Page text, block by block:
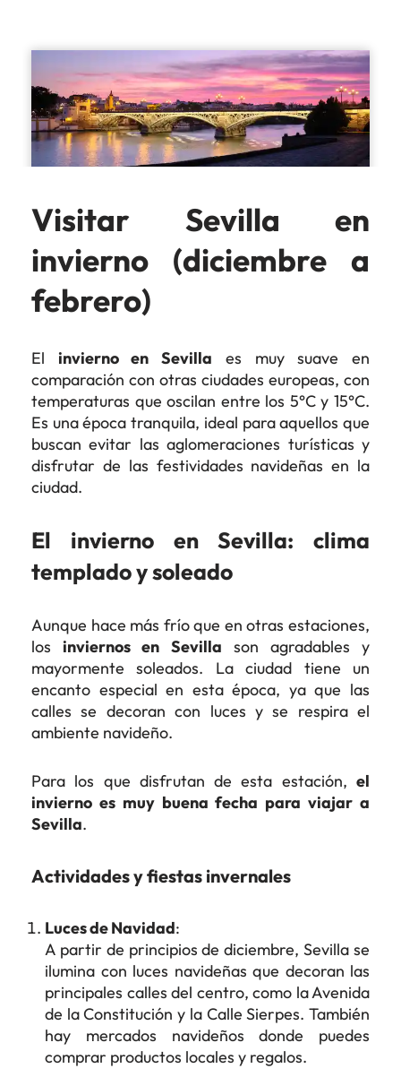
Visitar Sevilla en
invierno (diciembre a
febrero)
El invierno en Sevilla es muy suave en
comparación con otras ciudades europeas, con
temperaturas que oscilan entre los 5°C y 15°C.
Es una época tranquila, ideal para aquellos que
buscan evitar las aglomeraciones turísticas y
disfrutar de las festividades navideñas en la
ciudad.
El invierno en Sevilla: clima
templado y soleado
Aunque hace más frío que en otras estaciones,
los inviernos en Sevilla son agradables y
mayormente soleados. La ciudad tiene un
encanto especial en esta época, ya que las
calles se decoran con luces y se respira el
ambiente navideño.
Para los que disfrutan de esta estación, el
invierno es muy buena fecha para viajar a
Sevilla.
Actividades y fiestas invernales
Luces de Navidad:
A partir de principios de diciembre, Sevilla se
ilumina con luces navideñas que decoran las
principales calles del centro, como la Avenida
de la Constitución y la Calle Sierpes. También
hay mercados navideños donde puedes
comprar productos locales y regalos.